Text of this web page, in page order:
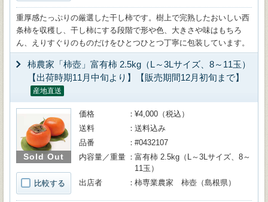
重厚感たっぷりの厳選した干し柿です。樹上で完熟したおいしい西
条柿を収穫し、干し柿にする段階で形や色、大きさや味はもちろ
ん、えりすぐりのものだけをひとつひとつ丁寧に包装しています。
柿農家「柿壺」富有柿 2.5kg（L～3Lサイズ、8～11玉）
【出荷時期11月中旬より】【販売期間12月初旬まで】
産地直送
Sold Out
比較する
価格
¥4,000（税込）
送料
送料込み
品番
#0432107
内容量／重量
富有柿 2.5kg（L～3Lサイズ、8～
11玉）
出店者
柿専業農家 柿壺（島根県）